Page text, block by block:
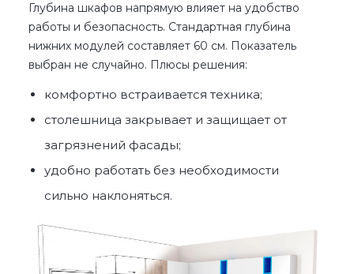
Глубина шкафов напрямую влияет на удобство
работы и безопасность. Стандартная глубина
нижних модулей составляет 60 см. Показатель
выбран не случайно. Плюсы решения:
комфортно встраивается техника;
столешница закрывает и защищает от
загрязнений фасады;
удобно работать без необходимости
сильно наклоняться.